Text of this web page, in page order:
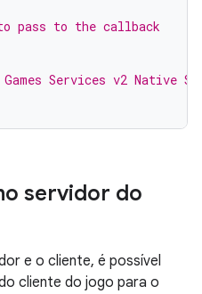
pass to the callback
Services v2 Native
servidor do
e o cliente, é possível
cliente do jogo para o